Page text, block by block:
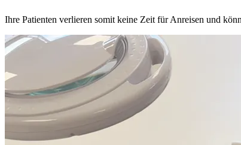
Ihre Patienten verlieren somit keine Zeit für Anreisen und